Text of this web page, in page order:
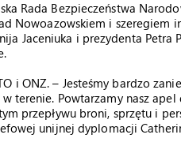
Rada Bezpieczeństwa
Nowoazowskiem i szeregiem
Jaceniuka i prezydenta Petra
i ONZ. – Jesteśmy bardzo
terenie. Powtarzamy nasz apel
przepływu broni, sprzętu i
unijnej dyplomacji